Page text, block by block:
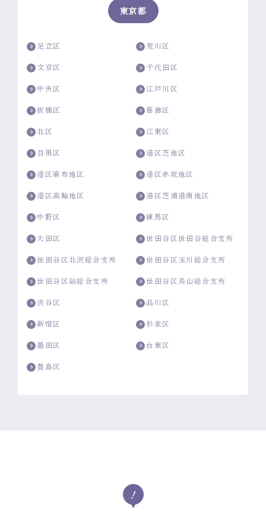
東京都
足立区 荒川区
文京区 千代田区
中央区 江戸川区
板橋区 葛飾区
北区 江東区
目黒区 港区芝地区
港区麻布地区 港区赤坂地区
港区高輪地区 港区芝浦港南地区
中野区 練馬区
大田区 世田谷区世田谷総合支所
世田谷区北沢総合支所 世田谷区玉川総合支所
世田谷区砧総合支所 世田谷区烏山総合支所
渋谷区 品川区
新宿区 杉並区
墨田区 台東区
豊島区